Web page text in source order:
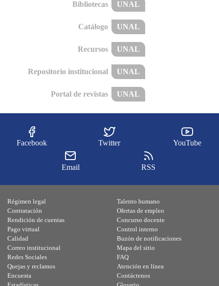
Bibliotecas UNAL
Catálogo UNAL
Recursos UNAL
Repositorio institucional UNAL
Portal de revistas UNAL
Facebook Twitter YouTube
Email RSS
Régimen legal
Contratación
Rendición de cuentas
Pago virtual
Calidad
Talento humano
Ofertas de empleo
Concurso docente
Control interno
Buzón de notificaciones
Correo institucional
Redes Sociales
Quejas y reclamos
Encuesta
Mapa del sitio
FAQ
Atención en línea
Contáctenos